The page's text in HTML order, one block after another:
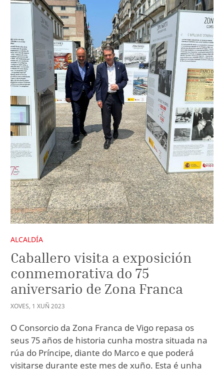
ALCALDÍA
Caballero visita a exposición
conmemorativa do 75
aniversario de Zona Franca
XOVES, 1 XUÑ 2023
O Consorcio da Zona Franca de Vigo repasa os
seus 75 años de historia cunha mostra situada na
rúa do Príncipe, diante do Marco e que poderá
visitarse durante este mes de xuño. Esta é unha